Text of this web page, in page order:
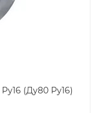
(Ду80 Ру16)